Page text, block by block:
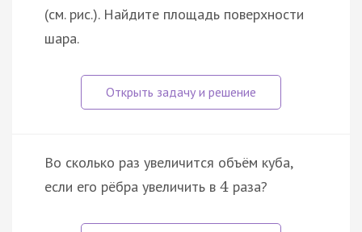
(см. рис.). Найдите площадь поверхности
шара.
Во сколько раз увеличится объём куба,
если его рёбра увеличить в 4 раза?